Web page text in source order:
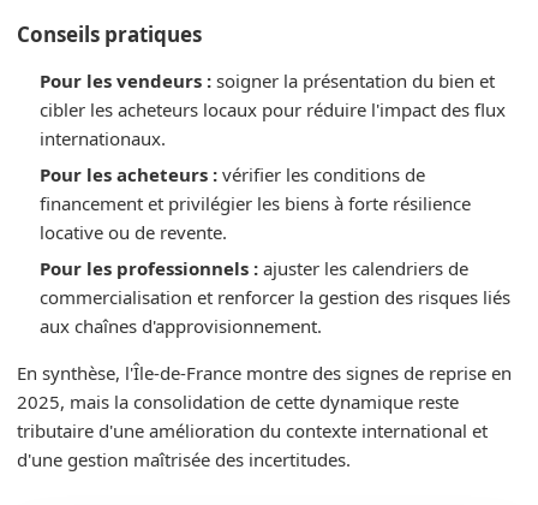
Conseils pratiques
Pour les vendeurs :soigner la présentation du bien et
cibler les acheteurs locaux pour réduire l'impact des flux
internationaux.
Pour les acheteurs :vérifier les conditions de
financement et privilégier les biens à forte résilience
locative ou de revente.
Pour les professionnels :ajuster les calendriers de
commercialisation et renforcer la gestion des risques liés
aux chaînes d'approvisionnement.
En synthèse, l'Île‑de‑France montre des signes de reprise en
2025, mais la consolidation de cette dynamique reste
tributaire d'une amélioration du contexte international et
d'une gestion maîtrisée des incertitudes.